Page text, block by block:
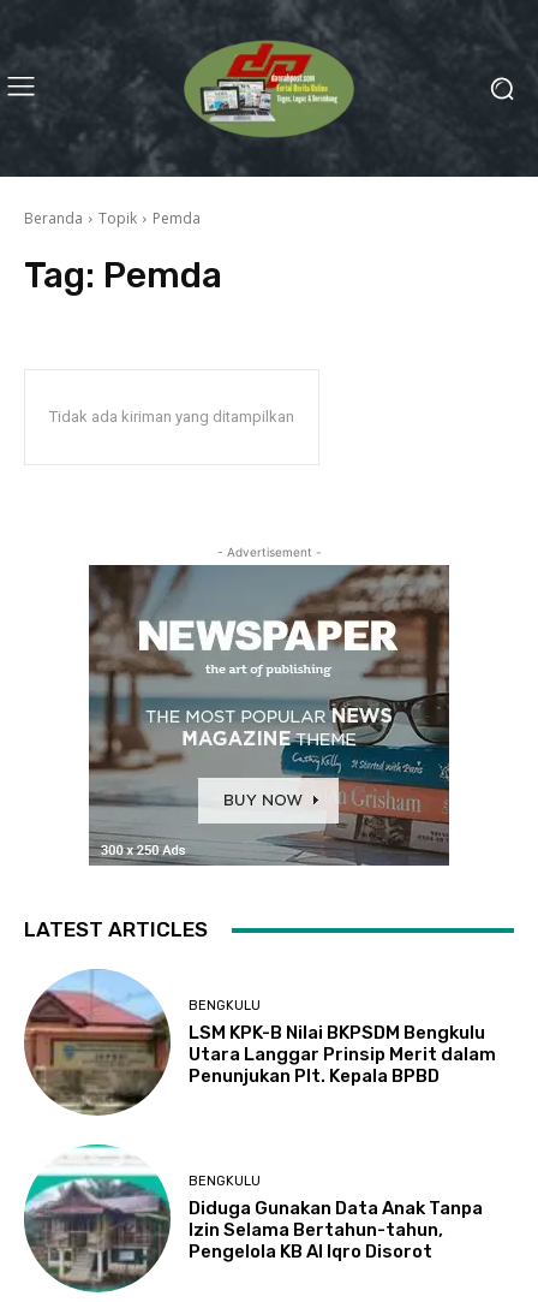
Beranda Topik Pemda
Tag: Pemda
Tidak ada kiriman yang ditampilkan
- Advertisement -
LATEST ARTICLES
BENGKULU
LSM KPK-B Nilai BKPSDM Bengkulu
Utara Langgar Prinsip Merit dalam
Penunjukan Plt. Kepala BPBD
BENGKULU
Diduga Gunakan Data Anak Tanpa
Izin Selama Bertahun-tahun,
Pengelola KB Al Iqro Disorot